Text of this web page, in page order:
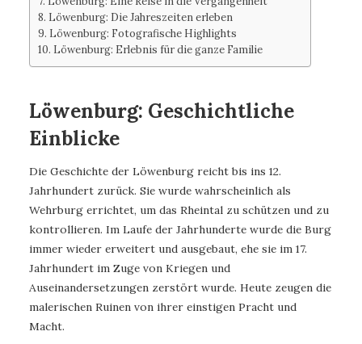
Löwenburg: Die Jahreszeiten erleben
Löwenburg: Fotografische Highlights
Löwenburg: Erlebnis für die ganze Familie
Löwenburg: Geschichtliche
Einblicke
Die Geschichte der Löwenburg reicht bis ins 12.
Jahrhundert zurück. Sie wurde wahrscheinlich als
Wehrburg errichtet, um das Rheintal zu schützen und zu
kontrollieren. Im Laufe der Jahrhunderte wurde die Burg
immer wieder erweitert und ausgebaut, ehe sie im 17.
Jahrhundert im Zuge von Kriegen und
Auseinandersetzungen zerstört wurde. Heute zeugen die
malerischen Ruinen von ihrer einstigen Pracht und
Macht.